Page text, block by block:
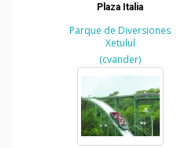
Plaza Italia
Parque de Diversiones
Xetulul
(cvander)